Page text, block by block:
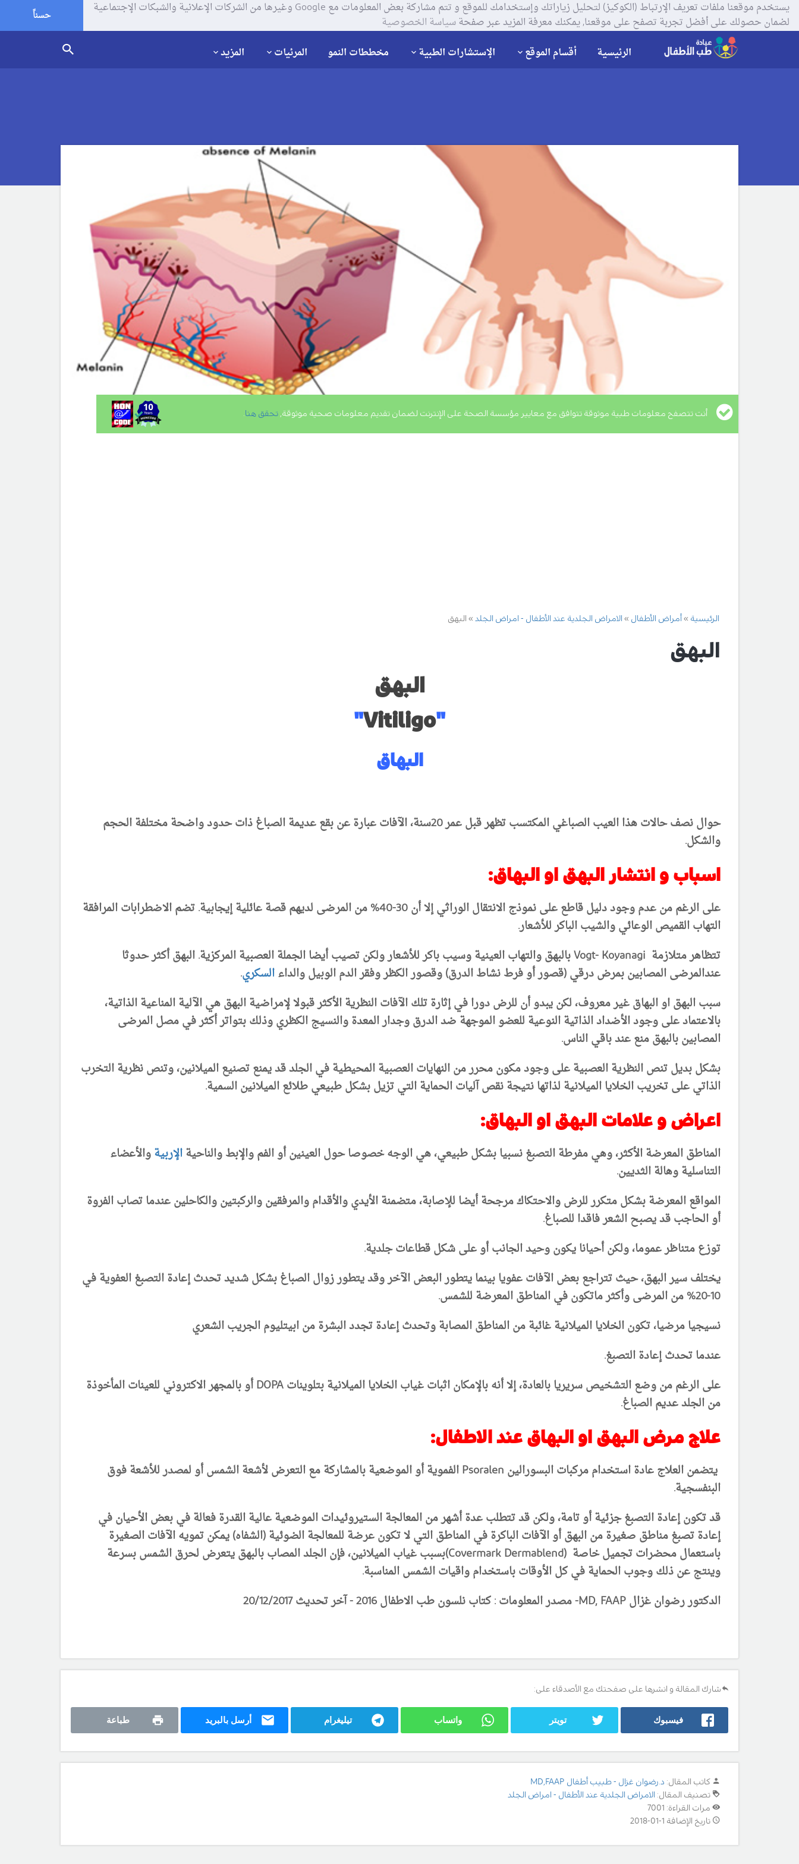
يستخدم موقعنا ملفات تعريف الإرتباط (الكوكيز) لتحليل زياراتك وإستخدامك للموقع و تتم مشاركة بعض المعلومات مع Google وغيرها من الشركات الإعلانية والشبكات الإجتماعية
لضمان حصولك على أفضل تجربة تصفح على موقعنا, يمكنك معرفة المزيد عبر صفحةسياسة الخصوصية حسناً
الرئيسية أقسام الموقع الإستشارات الطبية مخططات النمو المرئيات المزيد
أنت تتصفح معلومات طبية موثوقة تتوافق مع معايير مؤسسة الصحة على الإنترنت لضمان تقديم معلومات صحية موثوقة, تحقق هنا.
الرئيسية أمراض الأطفال الامراض الجلدية عند الأطفال - امراض الجلد البهق
البهق
البهق
"
Vitiligo
"
البهاق
حوال نصف حالات هذا العيب الصباغي المكتسب تظهر قبل عمر 20سنة، الآفات عبارة عن بقع عديمة الصباغ ذات حدود واضحة مختلفة الحجم
والشكل.
اسباب و انتشار البهق او البهاق:
على الرغم من عدم وجود دليل قاطع على نموذج الانتقال الوراثي إلا أن 30-40% من المرضى لديهم قصة عائلية إيجابية. تضم الاضطرابات المرافقة
التهاب القميص الوعائيوالشيب الباكر للأشعار.
تتظاهر متلازمة Vogt- Koyanagiبالبهق والتهاب العينية وسيب باكر للأشعار ولكن تصيب أيضا الجملة العصبية المركزية. البهق أكثر حدوثا
عندالمرضى المصابين بمرض درقي (قصور أو فرط نشاط الدرق) وقصور الكظر وفقر الدم الوبيل والداءالسكري.
سبب البهق او البهاق غير معروف، لكن يبدو أن للرض دورا في إثارة تلكالآفات النظرية الأكثر قبولا لإمراضية البهق هي الآلية المناعية الذاتية،
بالاعتماد على وجود الأضداد الذاتية النوعية للعضو الموجهة ضد الدرق وجدار المعدة والنسيج الكظريوذلك بتواتر أكثر في مصل المرضى
المصابين بالبهق منع عند باقي الناس.
بشكل بديل تنص النظرية العصبية على وجود مكون محرر من النهايات العصبية المحيطية في الجلدقد يمنع تصنيع الميلانين، وتنص نظرية التخرب
الذاتي على تخريب الخلايا الميلانية لذاتها نتيجة نقص آليات الحماية التي تزيل بشكل طبيعي طلائع الميلانين السمية.
اعراض و علامات البهق او البهاق:
المناطق المعرضة الأكثر، وهي مفرطة التصبغ نسبيا بشكل طبيعي، هي الوجه خصوصا حول العينين أو الفم والإبط والناحيةالإربيةوالأعضاء
التناسلية وهالة الثديين.
المواقع المعرضة بشكل متكرر للرض والاحتكاك مرجحة أيضا للإصابة، متضمنة الأيدي والأقدام والمرفقين والركبتين والكاحلين عندما تصاب الفروة
أو الحاجبقد يصبح الشعر فاقدا للصباغ.
توزع متناظر عموما، ولكن أحيانا يكون وحيد الجانب أو على شكل قطاعات جلدية.
يختلف سير البهق، حيث تتراجع بعض الآفات عفويا بينما يتطور البعض الآخر وقد يتطور زوال الصباغ بشكل شديد تحدث إعادة التصبغ العفوية في
10-20% من المرضى
وأكثر ماتكون في المناطق المعرضة للشمس.
نسيجيا مرضيا، تكون الخلايا الميلانية غائبة من المناطق المصابة وتحدث إعادة تجدد البشرة من ابيتليوم الجريب الشعري
عندما تحدث إعادة التصبغ.
على الرغم من وضع التشخيص سريريا بالعادة، إلا أنه بالإمكان اثبات غياب الخلايا الميلانية بتلويناتDOPAأو بالمجهر الاكتروني للعينات المأخوذة
من الجلد عديم الصباغ.
علاج مرض البهق او البهاق عند الاطفال:
يتضمن العلاج عادة استخدام مركبات البسورالين Psoralenالفموية أو الموضعية بالمشاركة مع التعرض لأشعة الشمس أو لمصدر للأشعة فوق
البنفسجية.
قد تكون إعادة التصبغ جزئية أو تامة، ولكن قد تتطلب عدة أشهر من المعالجة الستيروئيدات الموضعية عالية القدرة فعالة في بعض الأحيان في
إعادة تصبغ مناطق صغيرةمن البهق أو الآفات الباكرة في المناطق التي لا تكون عرضة للمعالجة الضوئية (الشفاه) يمكن تمويه الآفات الصغيرة
باستعمال محضرات تجميل خاصة (Covermark Dermablend)
بسبب غياب الميلانين، فإن الجلد المصاب بالبهق يتعرض لحرق الشمس بسرعة
وينتج عن ذلك وجوب الحماية في كل الأوقات باستخدام واقيات الشمسالمناسبة.
الدكتور رضوان غزال MD, FAAP-
مصدر المعلومات : كتاب نلسون طب الاطفال 2016 - آخر تحديث 20/12/2017
شارك المقالة و انشرها على صفحتك مع الأصدقاء على:
فيسبوك تويتر واتساب تيليغرام أرسل بالبريد طباعة
كاتب المقال: د.رضوان غزال - طبيب أطفال MD,FAAP
تصنيف المقال: الامراض الجلدية عند الأطفال - امراض الجلد
مرات القراءة: 7001
تاريخ الإضافة 1-01-2018